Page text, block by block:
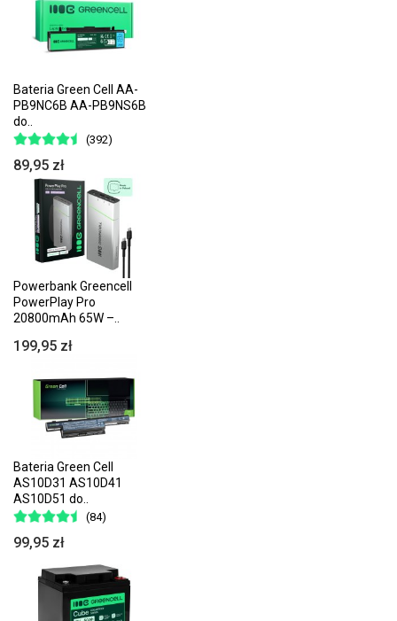
Bateria Green Cell AA-
PB9NC6B AA-PB9NS6B
do..
(392)
89,95 zł
Powerbank Greencell
PowerPlay Pro
20800mAh 65W –..
199,95 zł
Bateria Green Cell
AS10D31 AS10D41
AS10D51 do..
(84)
99,95 zł